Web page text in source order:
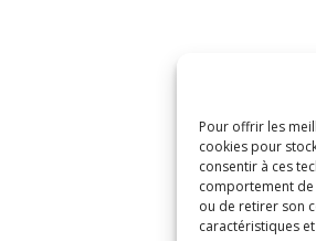
Pour offrir les
cookies pour
consentir à ces
comportement de
ou de retirer son
caractéristiques